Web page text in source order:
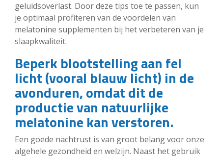
geluidsoverlast. Door deze tips toe te passen, kun
je optimaal profiteren van de voordelen van
melatonine supplementen bij het verbeteren van je
slaapkwaliteit.
Beperk blootstelling aan fel
licht (vooral blauw licht) in de
avonduren, omdat dit de
productie van natuurlijke
melatonine kan verstoren.
Een goede nachtrust is van groot belang voor onze
algehele gezondheid en welzijn. Naast het gebruik